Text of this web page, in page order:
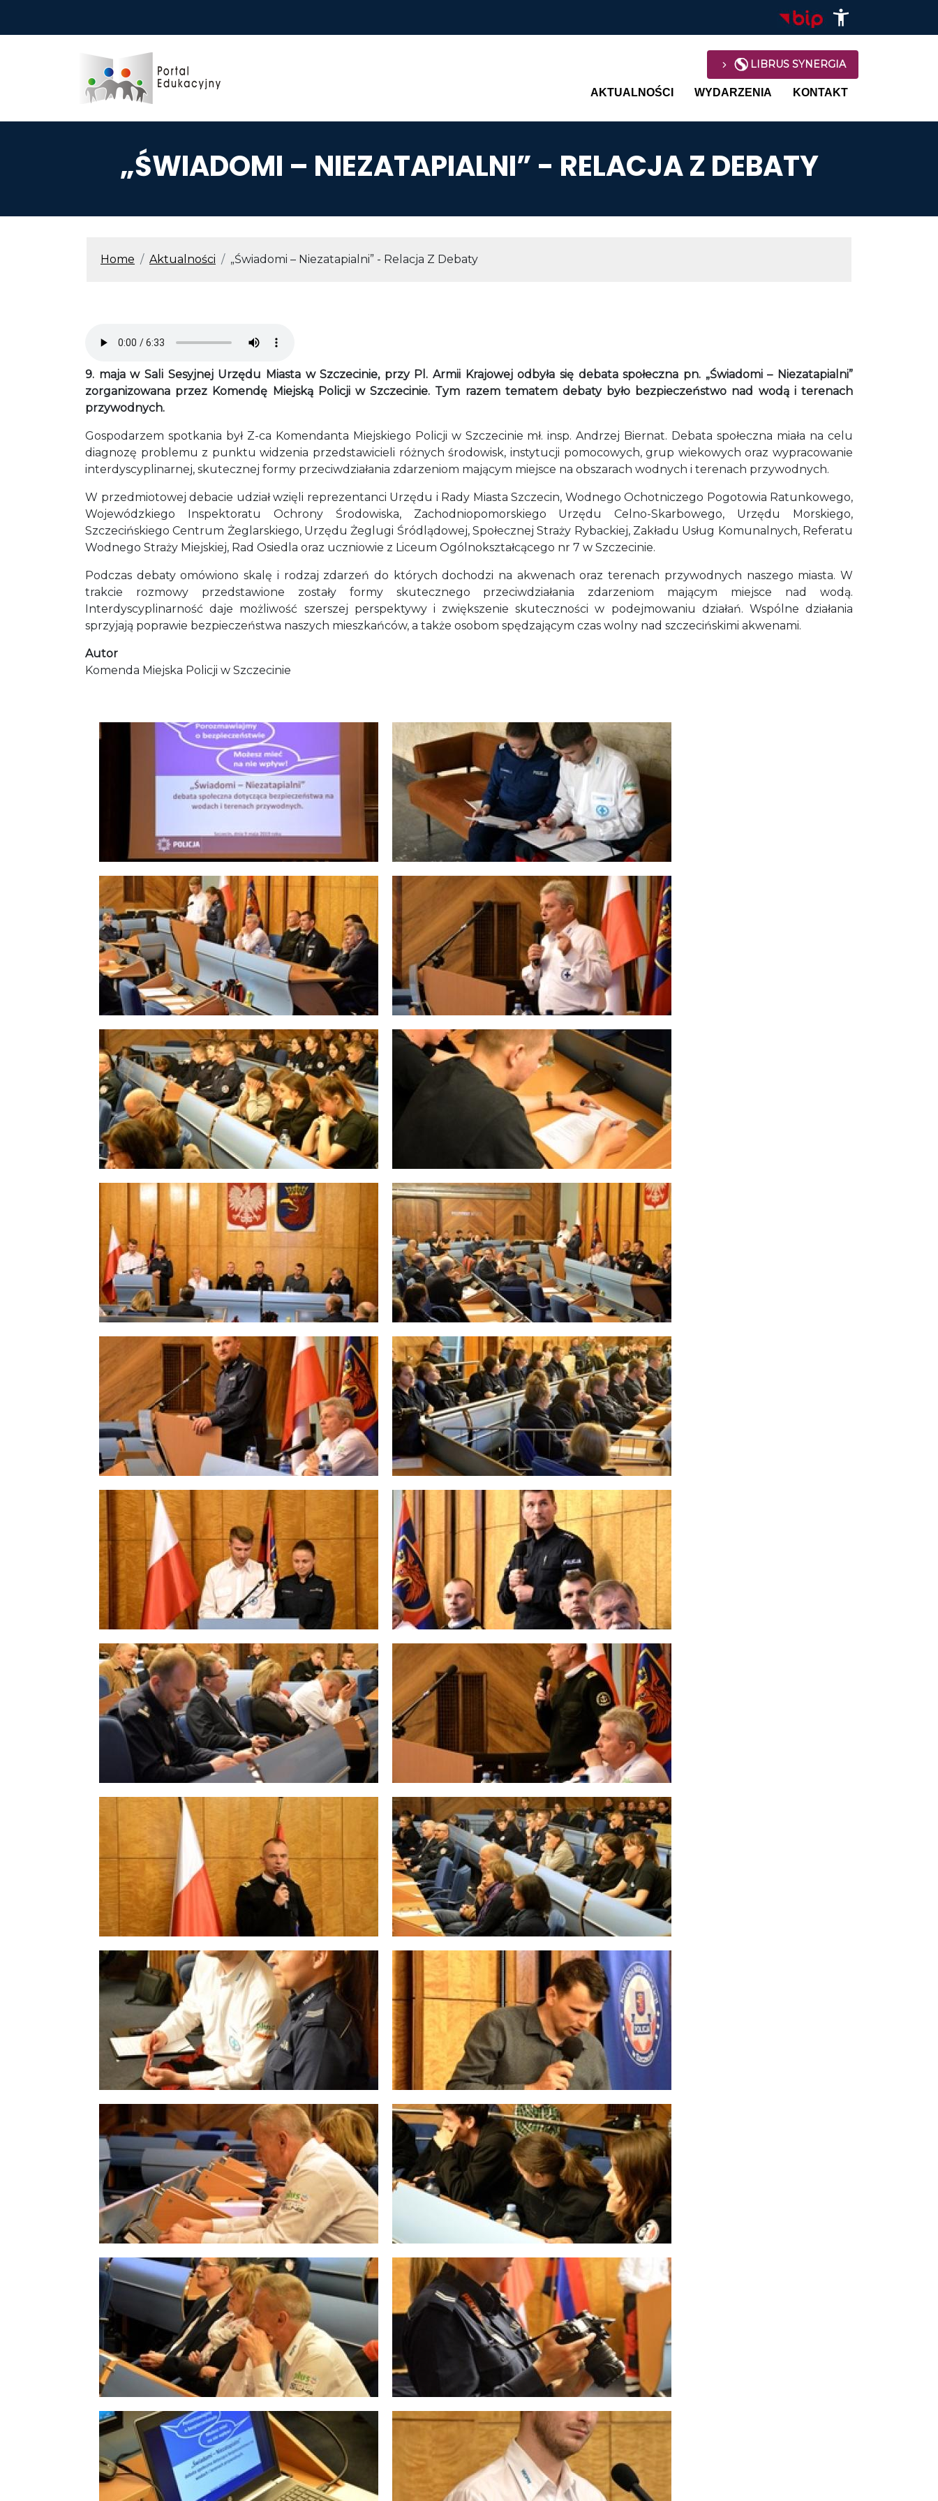
LIBRUS SYNERGIA
Main navigation
AKTUALNOŚCI WYDARZENIA KONTAKT
„ŚWIADOMI – NIEZATAPIALNI” - RELACJA Z DEBATY
ŚCIEŻKA NAWIGACYJNA
Home Aktualności „Świadomi – Niezatapialni” - Relacja Z Debaty
9. maja w Sali Sesyjnej Urzędu Miasta w Szczecinie, przy Pl. Armii Krajowej odbyła się debata społeczna pn. „Świadomi – Niezatapialni”
zorganizowana przez Komendę Miejską Policji w Szczecinie. Tym razem tematem debaty było bezpieczeństwo nad wodą i terenach
przywodnych.
Gospodarzem spotkania był Z-ca Komendanta Miejskiego Policji w Szczecinie mł. insp. Andrzej Biernat. Debata społeczna miała na celu
diagnozę problemu z punktu widzenia przedstawicieli różnych środowisk, instytucji pomocowych, grup wiekowych oraz wypracowanie
interdyscyplinarnej, skutecznej formy przeciwdziałania zdarzeniom mającym miejsce na obszarach wodnych i terenach przywodnych.
W przedmiotowej debacie udział wzięli reprezentanci Urzędu i Rady Miasta Szczecin, Wodnego Ochotniczego Pogotowia Ratunkowego,
Wojewódzkiego Inspektoratu Ochrony Środowiska, Zachodniopomorskiego Urzędu Celno-Skarbowego, Urzędu Morskiego,
Szczecińskiego Centrum Żeglarskiego, Urzędu Żeglugi Śródlądowej, Społecznej Straży Rybackiej, Zakładu Usług Komunalnych, Referatu
Wodnego Straży Miejskiej, Rad Osiedla oraz uczniowie z Liceum Ogólnokształcącego nr 7 w Szczecinie.
Podczas debaty omówiono skalę i rodzaj zdarzeń do których dochodzi na akwenach oraz terenach przywodnych naszego miasta. W
trakcie rozmowy przedstawione zostały formy skutecznego przeciwdziałania zdarzeniom mającym miejsce nad wodą.
Interdyscyplinarność daje możliwość szerszej perspektywy i zwiększenie skuteczności w podejmowaniu działań. Wspólne działania
sprzyjają poprawie bezpieczeństwa naszych mieszkańców, a także osobom spędzającym czas wolny nad szczecińskimi akwenami.
Autor
Komenda Miejska Policji w Szczecinie